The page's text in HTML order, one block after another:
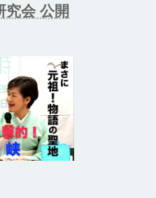
究会 公開